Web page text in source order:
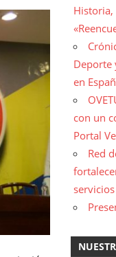
Historia,
Deporte
en
con un
Portal
Red